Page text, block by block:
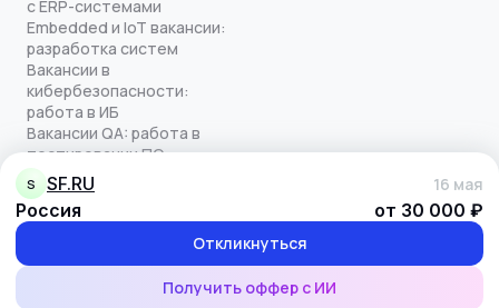
S SF.RU 16 мая
Россия от 30 000 ₽
Откликнуться
Получить оффер с ИИ
с ERP-системами
Embedded и IoT вакансии:
разработка систем
Вакансии в
кибербезопасности:
работа в ИБ
Вакансии QA: работа в
тестировании ПО
Политика конфиденциальности
Обработка персональных данных